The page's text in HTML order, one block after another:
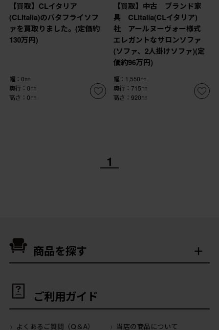
【買取】CLイタリア
(CLItalia)のバタフライソフ
ァを買取りました。(定価約
130万円)
幅：0㎜
奥行：0㎜
高さ：0㎜
【買取】中古 ブランド家
具 CLItalia(CLイタリア)
社 アールヌーヴォー様式
エレガントなサロンソファ
(ソファ、2人掛けソファ)(定
価約96万円)
幅：1,550㎜
奥行：715㎜
高さ：920㎜
1
商品を探す
ご利用ガイド
よくあるご質問（Q＆A）
当店の商品について